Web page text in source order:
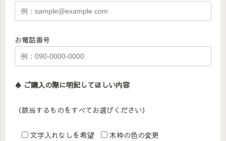
お電話番号
♠︎ ご購入の際に明記してほしい内容
（該当するものをすべてお選びください）
文字入れなしを希望
木枠の色の変更